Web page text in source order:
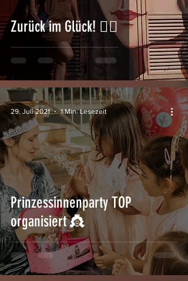
Zurück im Glück! 🏳‍🌈
Prinzessinnenparty TOP
organisiert 👸
29. Juli 2021 1 Min. Lesezeit